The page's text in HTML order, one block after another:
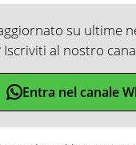
su ultime
Iscriviti al nostro
Entra nel canale